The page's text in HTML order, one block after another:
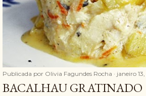
Publicada por Olivia Fagundes Rocha janeiro
BACALHAU GRATINADO